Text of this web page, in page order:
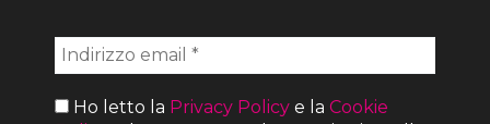
Ho letto la Privacy Policy e la Cookie